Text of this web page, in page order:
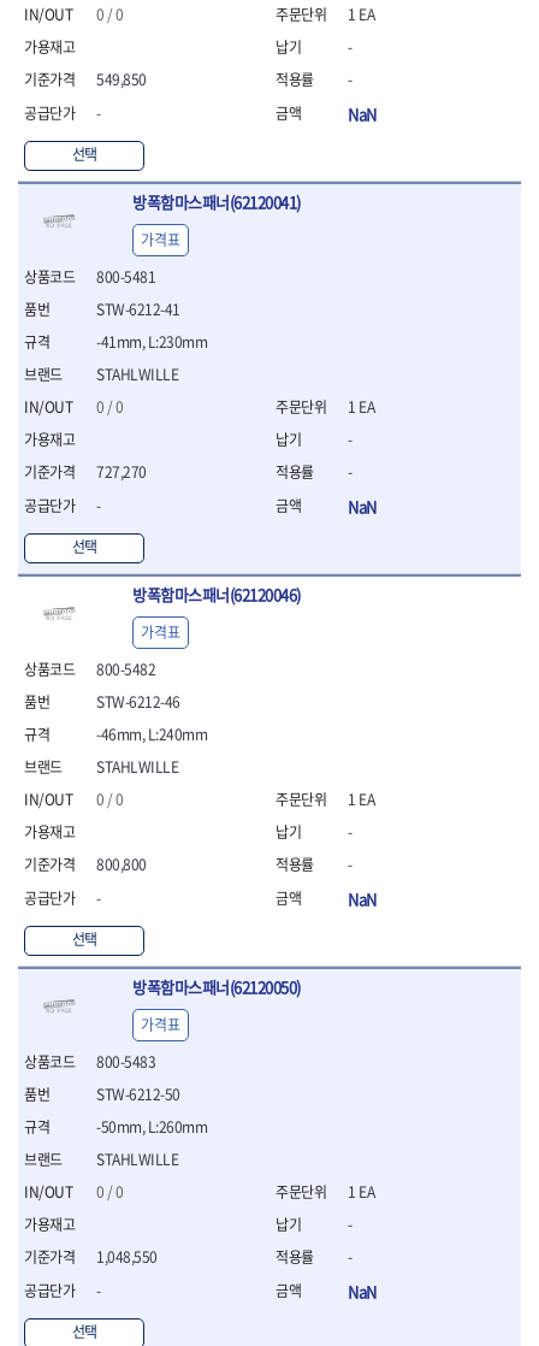
- 절연니퍼
- 절연비트
- 절연라쳇렌치
- 절연라쳇렌치세트
- 절연볼트커터
- 절연아답타
- 절연펀치
- 기타
- 방폭연결대
- 방폭니퍼
- 방폭펜치
- 방폭플라이어
- 방폭스패너
- 방폭비트소켓
- 방폭아답타
- 방폭T렌치
- 방폭드라이버
- 방폭펀치
- 절연포지비트소켓
철공공구
- 볼트커터
- 항공가위
- 클램프
- 망치
- 함마망치
- 도끼
- 판금망치
- 나일론무반동망치
- 플라스틱망치
- 고무망치
- 센타펀치
- 평치즐
- 핀펀치세트
- 펀치세트
- 톱대
- 빠루
- 커터칼
0 / 0
549,850
-
선택
1 EA
-
-
NaN
방폭함마스패너(62120041)
800-5481
STAHLWILLE
0 / 0
727,270
-
선택
STW-6212-41
-41mm, L:230mm
가격표
1 EA
-
-
NaN
방폭함마스패너(62120046)
800-5482
STAHLWILLE
0 / 0
800,800
-
선택
STW-6212-46
-46mm, L:240mm
가격표
1 EA
-
-
NaN
방폭함마스패너(62120050)
800-5483
STAHLWILLE
0 / 0
1,048,550
-
선택
STW-6212-50
-50mm, L:260mm
가격표
1 EA
-
-
NaN